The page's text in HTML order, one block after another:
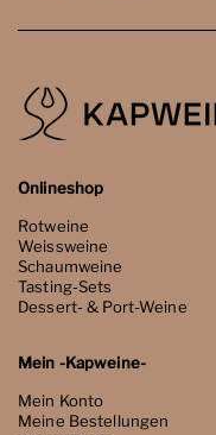
Onlineshop
Rotweine
Weissweine
Schaumweine
Tasting-Sets
Dessert- & Port-Weine
Mein -Kapweine-
Mein Konto
Meine Bestellungen